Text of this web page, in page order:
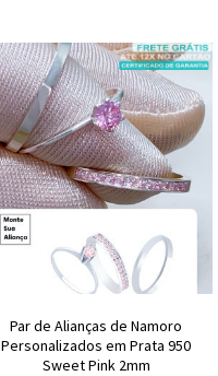
Par de Alianças de Namoro
Personalizados em Prata 950
Sweet Pink 2mm